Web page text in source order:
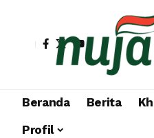
Beranda Berita
Profil